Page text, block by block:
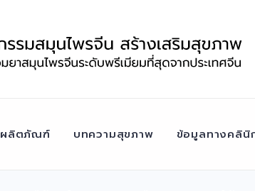
ผลิตภัณฑ์ บทความสุขภาพ ข้อมูลทางคลินิ